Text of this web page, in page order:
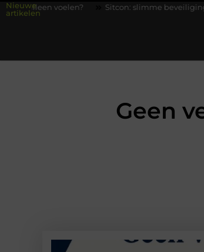
Nieuwe
artikelen
voelen? Sitcon: slimme
Geen